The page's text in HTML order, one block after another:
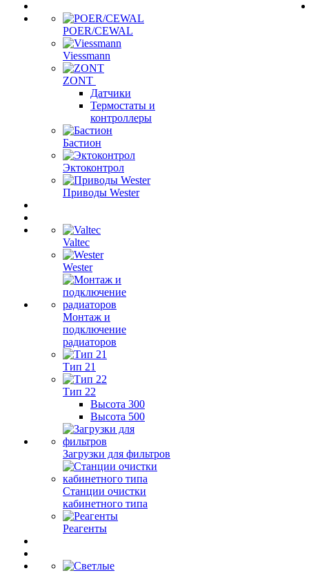
POER/CEWAL
Viessmann
ZONT
Датчики
Термостаты и
контроллеры
Бастион
Эктоконтрол
Приводы Wester
Valtec
Wester
Монтаж и
подключение
радиаторов
Тип 21
Тип 22
Высота 300
Высота 500
Загрузки для фильтров
Станции очистки
кабинетного типа
Реагенты